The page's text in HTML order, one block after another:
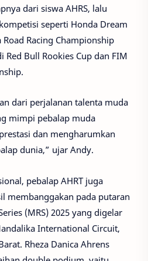
dari siswa AHRS, lalu
seperti Honda Dream
Road Racing Championship
Bull Rookies Cup dan FIM
dari perjalanan talenta muda
mimpi pebalap muda
dan mengharumkan
dunia,” ujar Andy.
pebalap AHRT juga
membanggakan pada putaran
(MRS) 2025 yang digelar
International Circuit,
Rheza Danica Ahrens